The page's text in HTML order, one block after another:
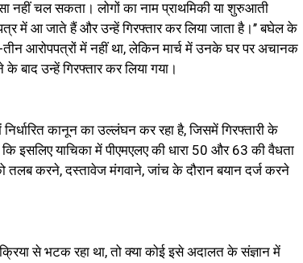
नहीं चल सकता। लोगों का नाम प्राथमिकी या शुरुआती
में आ जाते हैं और उन्हें गिरफ्तार कर लिया जाता है।’’ बघेल के
आरोपपत्रों में नहीं था, लेकिन मार्च में उनके घर पर अचानक
बाद उन्हें गिरफ्तार कर लिया गया।
कानून का उल्लंघन कर रहा है, जिसमें गिरफ्तारी के
इसलिए याचिका में पीएमएलए की धारा 50 और 63 की वैधता
तलब करने, दस्तावेज मंगवाने, जांच के दौरान बयान दर्ज करने
से भटक रहा था, तो क्या कोई इसे अदालत के संज्ञान में